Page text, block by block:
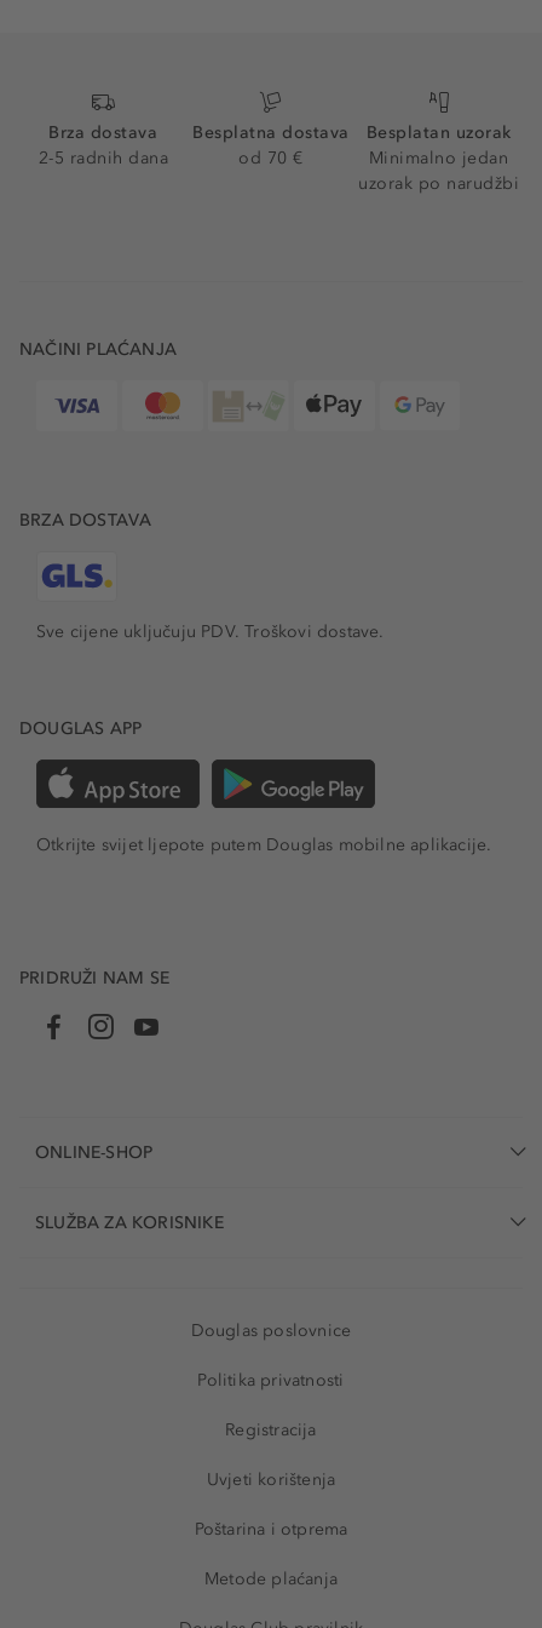
Brza dostava
2-5 radnih dana
Besplatna dostava
od 70 €
Besplatan uzorak
Minimalno jedan
uzorak po narudžbi
NAČINI PLAĆANJA
BRZA DOSTAVA
Sve cijene uključuju PDV.Troškovi dostave.
DOUGLAS APP
Otkrijte svijet ljepote putem Douglas mobilne aplikacije.
PRIDRUŽI NAM SE
ONLINE-SHOP
SLUŽBA ZA KORISNIKE
Douglas poslovnice
Politika privatnosti
Registracija
Uvjeti korištenja
Poštarina i otprema
Metode plaćanja